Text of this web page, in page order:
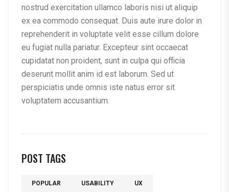
nostrud exercitation ullamco laboris nisi ut aliquip
ex ea commodo consequat. Duis aute irure dolor in
reprehenderit in voluptate velit esse cillum dolore
eu fugiat nulla pariatur. Excepteur sint occaecat
cupidatat non proident, sunt in culpa qui officia
deserunt mollit anim id est laborum. Sed ut
perspiciatis unde omnis iste natus error sit
voluptatem accusantium.
POST TAGS
POPULAR USABILITY UX